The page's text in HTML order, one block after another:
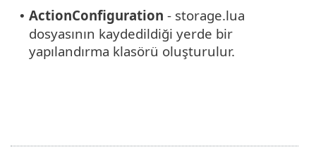
• ActionConfiguration - storage.lua
dosyasının kaydedildiği yerde bir
yapılandırma klasörü oluşturulur.